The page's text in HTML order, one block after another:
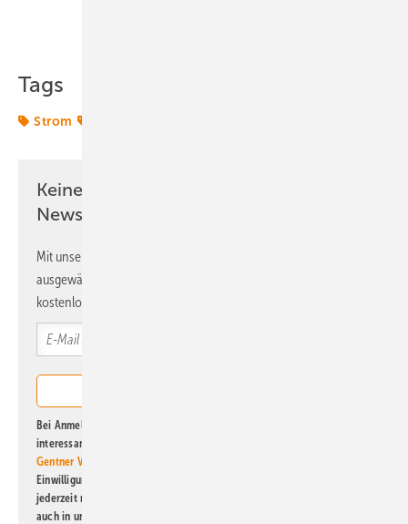
Tags
Strom
Keine Zeit? Kein Problem mit dem ERE
Newsletter!
Mit unserem Newsletter erhalten Sie regelmäßig von uns
ausgewählte Informationen und Neuigkeiten, gebündelt und
kostenlos direkt ins Postfach.
Bei Anmeldung zu diesem Newsletter bin ich damit einverstanden, über
interessante Verlags- und Online-Angebote
Gentner Verlag GmbH & Co. KG
Einwilligung kann ich jederzeit widerrufen und eine Abmeldung ist
jederzeit möglich. Informationen zum Umgang mit Daten finden Sie
auch in unserer